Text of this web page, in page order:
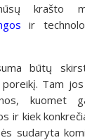
krašto
ir
būtų
Tam
kuomet
ir kiek
sudaryta